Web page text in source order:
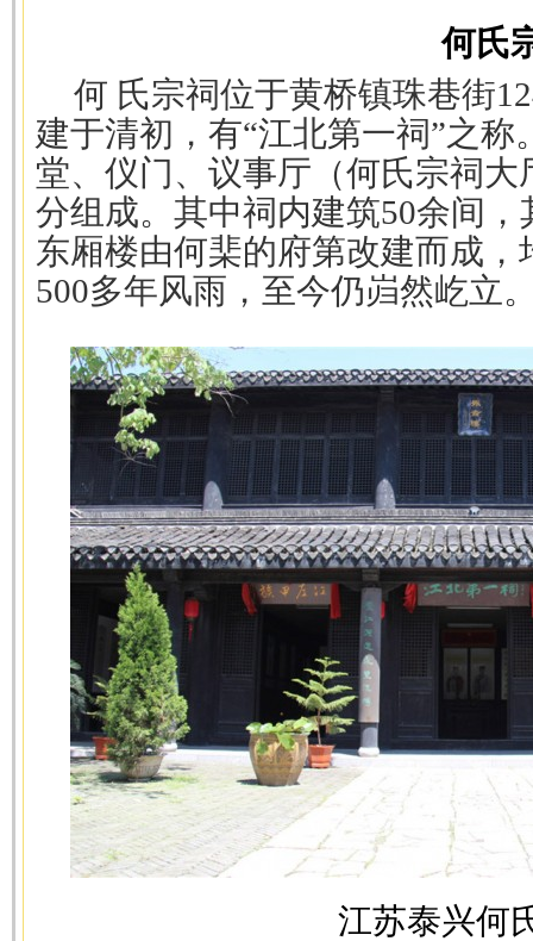
何氏
何 氏宗祠位于黄桥镇珠巷街
建于清初，有“江北第一祠”之
堂、仪门、议事厅（何氏宗祠
分组成。其中祠内建筑50余间
东厢楼由何棐的府第改建而成
500多年风雨，至今仍岿然屹立
江苏泰兴何